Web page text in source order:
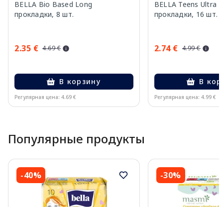
BELLA Bio Based Long
прокладки, 8 шт.
2.35 € 4.69 €
В корзину
Регулярная цена: 4.69 €
BELLA Teens Ultra
прокладки, 16 шт.
2.74 € 4.99 €
В
Регулярная цена: 4.99 €
Популярные продукты
-40% -30%